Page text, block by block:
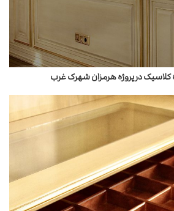
کلاسیک در پروژه هرمزان شهرک غرب